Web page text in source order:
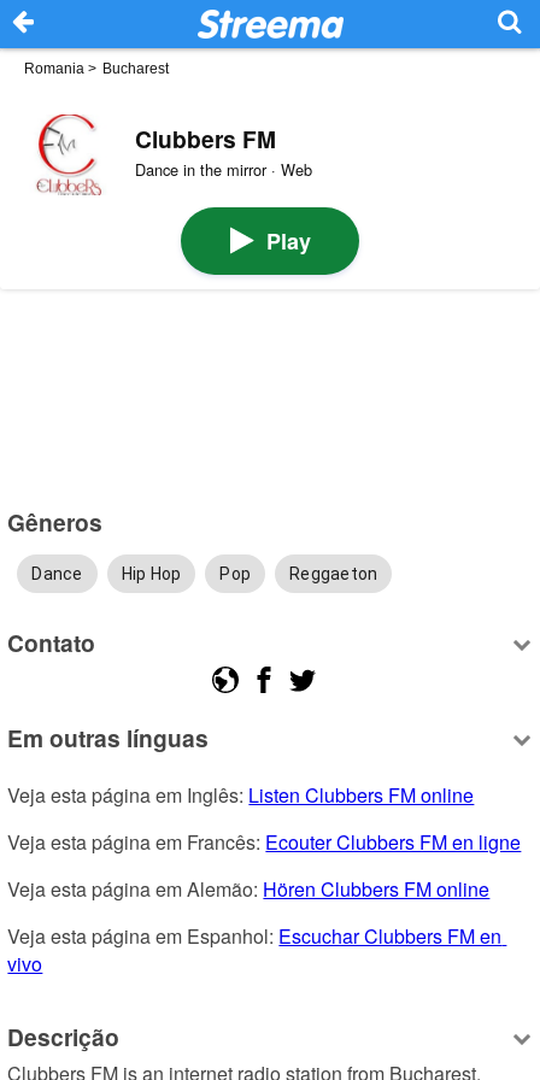
Romania > Bucharest
Clubbers FM
Dance in the mirror · Web
Play
Gêneros
Dance Hip Hop Pop Reggaeton
Contato
Em outras línguas
Veja esta página em Inglês: Listen Clubbers FM online
Veja esta página em Francês: Ecouter Clubbers FM en ligne
Veja esta página em Alemão: Hören Clubbers FM online
Veja esta página em Espanhol: Escuchar Clubbers FM en
vivo
Descrição
Clubbers FM is an internet radio station from Bucharest,